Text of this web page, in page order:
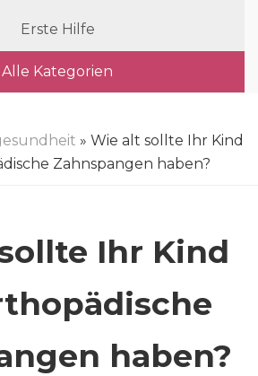
Erste Hilfe
Alle Kategorien
» Wie alt sollte Ihr Kind
Zahnspangen haben?
Ihr Kind
haben?